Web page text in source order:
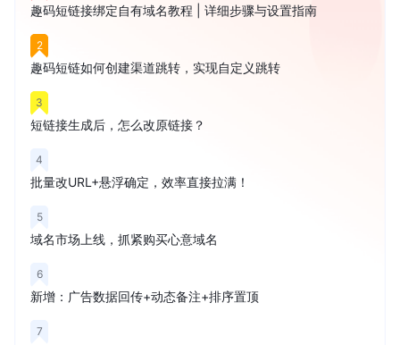
趣码短链接绑定自有域名教程 | 详细步骤与设置指南
2
趣码短链如何创建渠道跳转，实现自定义跳转
3
短链接生成后，怎么改原链接？
4
批量改URL+悬浮确定，效率直接拉满！
5
域名市场上线，抓紧购买心意域名
6
新增：广告数据回传+动态备注+排序置顶
7